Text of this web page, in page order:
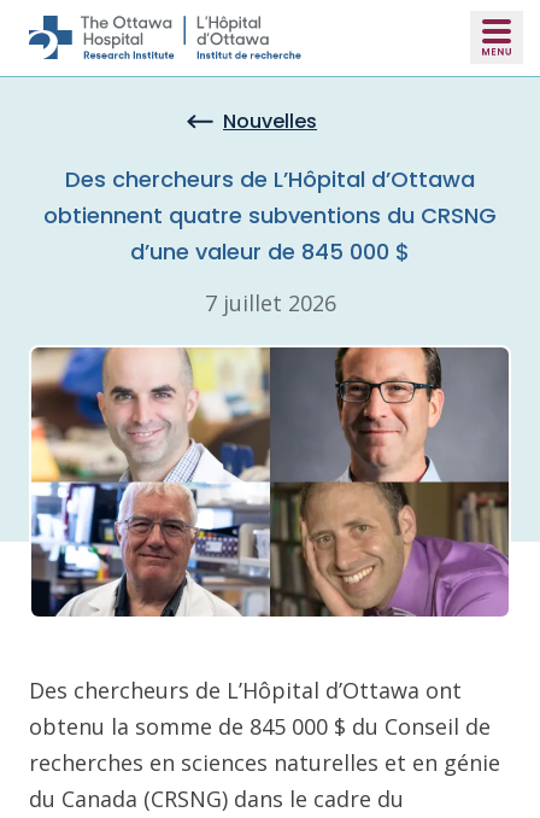
Skip to main content
Nouvelles
Des chercheurs de L’Hôpital d’Ottawa
obtiennent quatre subventions du CRSNG
d’une valeur de 845 000 $
7 juillet 2026
Des chercheurs de L’Hôpital d’Ottawa ont
obtenu la somme de 845 000 $ du Conseil de
recherches en sciences naturelles et en génie
du Canada (CRSNG) dans le cadre du